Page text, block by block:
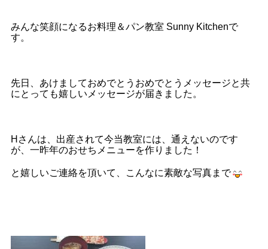
みんな笑顔になるお料理＆パン教室 Sunny Kitchenで
す。
先日、あけましておめでとうおめでとうメッセージと共
にとっても嬉しいメッセージが届きました。
Hさんは、出産されて今当教室には、通えないのです
が、一昨年のおせちメニューを作りました！
と嬉しいご連絡を頂いて、こんなに素敵な写真まで